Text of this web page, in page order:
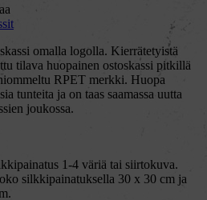
omalla logolla. Kierrätetyistä
tilava huopainen ostoskassi pitkillä
RPET merkki. Huopa
tunteita ja on taas saamassa uutta
joukossa.
1-4 väriä tai siirtokuva.
silkkipainatuksella 30 x 30 cm ja